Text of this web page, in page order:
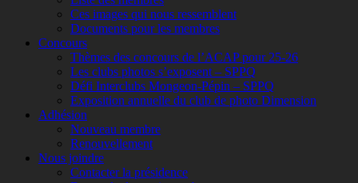
Ces images qui nous ressemblent
Documents pour les membres
Concours
Thèmes des concours de l’ACAP pour 25-26
Les clubs photos s’exposent – SPPQ
Défi Interclubs Mongeon-Pépin – SPPQ
Exposition annuelle du club de photo Dimension
Adhésion
Nouveau membre
Renouvellement
Nous joindre
Contacter la présidence